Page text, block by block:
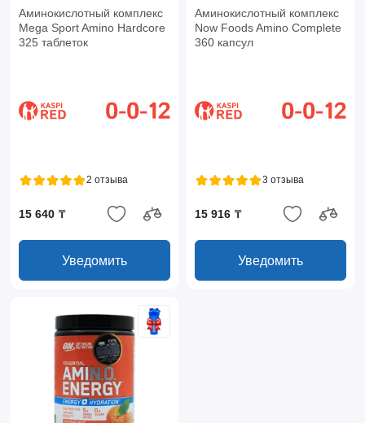
Аминокислотный комплекс
Mega Sport Amino Hardcore
325 таблеток
2 отзыва
15 640 ₸
Уведомить
Аминокислотный комплекс
Now Foods Amino Complete
360 капсул
3 отзыва
15 916 ₸
Уведомить